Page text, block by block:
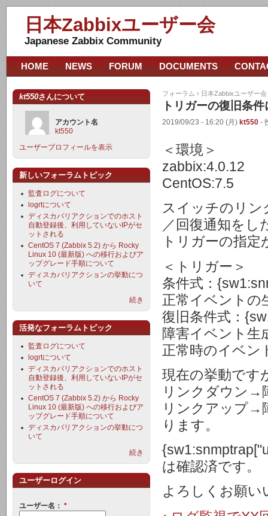
日本Zabbixユーザー会
Japanese Zabbix Community
フォーラム › 日本Zabbixユーザー
トリガーの復旧条
2019/09/23 - 16:20 (月) kt550 -
＜環境＞
zabbix:4.0.12
CentOS:7.5
スイッチのリン
／回復通知をし
トリガーの指
＜トリガー＞
条件式：
正常イベントの
復旧条件式：
障害イベント生
正常時のイベン
現在の挙動です
リンクダウン→
リンクアップ→
ります。
は確認済です。
よろしくお願い
HOME NEWS FORUM DOCUMENTS
kt550さんについて
アカウント名
kt550
ユーザープロフィールを表示
新しいフォーラムトピック
監査ログについて
logrtについて
ディスカバリアクションでのホスト
自動登録後、利用していないIPがセ
ットされる
CentOS 7 (Zabbix 5.2) から Rocky
Linux 10 (最新版) への移行およびア
ップグレード手順について
ディスカバリアクションの挙動につ
いて
続き
活発なフォーラムトピック
監査ログについて
logrtについて
ディスカバリアクションでのホスト
自動登録後、利用していないIPがセ
ットされる
CentOS 7 (Zabbix 5.2) から Rocky
Linux 10 (最新版) への移行およびア
ップグレード手順について
ディスカバリアクションの挙動につ
いて
続き
ユーザーログイン
ユーザー名： *